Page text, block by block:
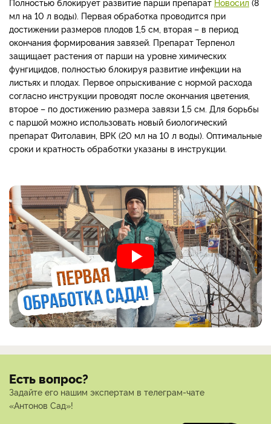
мл на 10 л воды). Первая обработка проводится при
достижении размеров плодов 1,5 см, вторая – в период
окончания формирования завязей. Препарат Терпенол
защищает растения от парши на уровне химических
фунгицидов, полностью блокируя развитие инфекции на
листьях и плодах. Первое опрыскивание с нормой расхода
согласно инструкции проводят после окончания цветения,
второе – по достижению размера завязи 1,5 см. Для борьбы
с паршой можно использовать новый биологический
препарат Фитолавин, ВРК (20 мл на 10 л воды). Оптимальные
сроки и кратность обработки указаны в инструкции.
Есть вопрос?
Задайте его нашим экспертам в телеграм-чате
«Антонов Сад»!